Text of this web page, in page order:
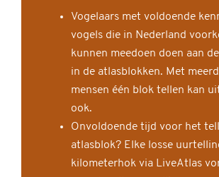
Vogelaars met voldoende
vogels die in Nederland
kunnen meedoen doen aan
in de atlasblokken. Met
mensen één blok tellen kan
ook.
Onvoldoende tijd voor het
atlasblok? Elke losse
kilometerhok via LiveAtlas